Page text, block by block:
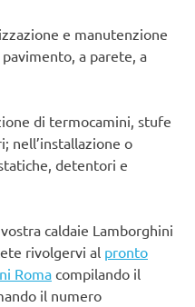
e manutenzione
a parete, a
di termocamini, stufe
nell’installazione o
detentori e
caldaie Lamborghini
rivolgervi al pronto
Roma compilando il
il numero